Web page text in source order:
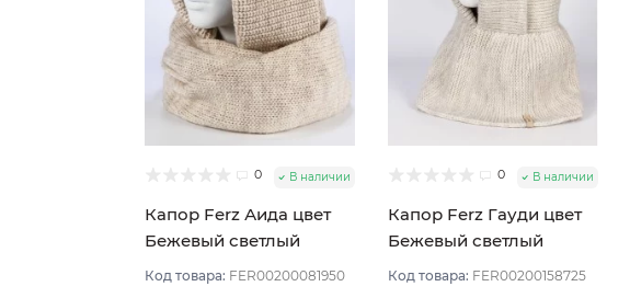
0 В наличии
Капор Ferz Аида цвет
Бежевый светлый
Код товара: FER00200081950
0 В наличии
Капор Ferz Гауди цвет
Бежевый светлый
Код товара: FER00200158725